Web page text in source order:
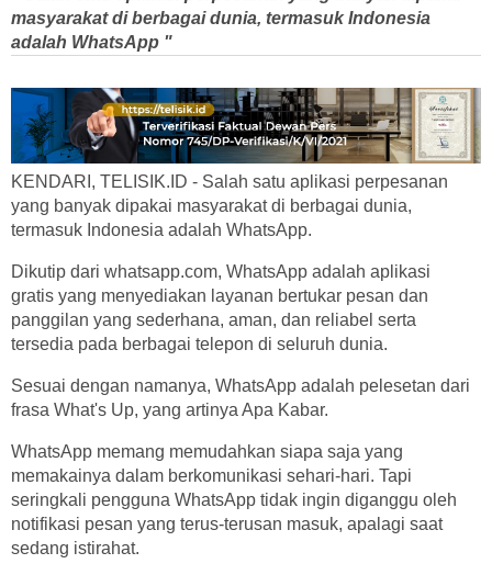
masyarakat di berbagai dunia, termasuk Indonesia
adalah WhatsApp "
KENDARI, TELISIK.ID - Salah satu aplikasi perpesanan
yang banyak dipakai masyarakat di berbagai dunia,
termasuk Indonesia adalah WhatsApp.
Dikutip dari whatsapp.com, WhatsApp adalah aplikasi
gratis yang menyediakan layanan bertukar pesan dan
panggilan yang sederhana, aman, dan reliabel serta
tersedia pada berbagai telepon di seluruh dunia.
Sesuai dengan namanya, WhatsApp adalah pelesetan dari
frasa What's Up, yang artinya Apa Kabar.
WhatsApp memang memudahkan siapa saja yang
memakainya dalam berkomunikasi sehari-hari. Tapi
seringkali pengguna WhatsApp tidak ingin diganggu oleh
notifikasi pesan yang terus-terusan masuk, apalagi saat
sedang istirahat.